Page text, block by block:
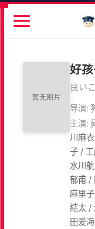
好
良い
导演:
主演:
川麻
子 /
水川
郁甫 /
麻里
結太 /
田爱